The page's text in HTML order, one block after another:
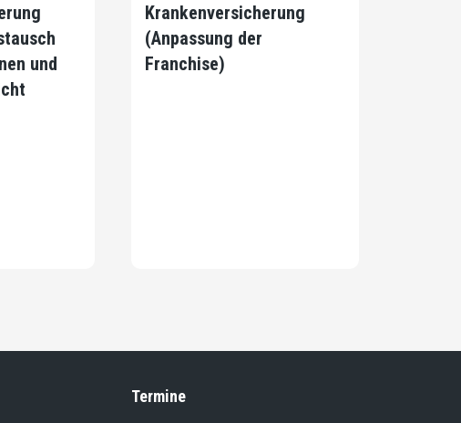
und
Krankenversicherung
(Anpassung der
Franchise)
Termine